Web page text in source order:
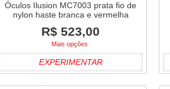
Óculos Ilusion MC7003 prata fio de
nylon haste branca e vermelha
R$ 523,00
Mais opções
EXPERIMENTAR